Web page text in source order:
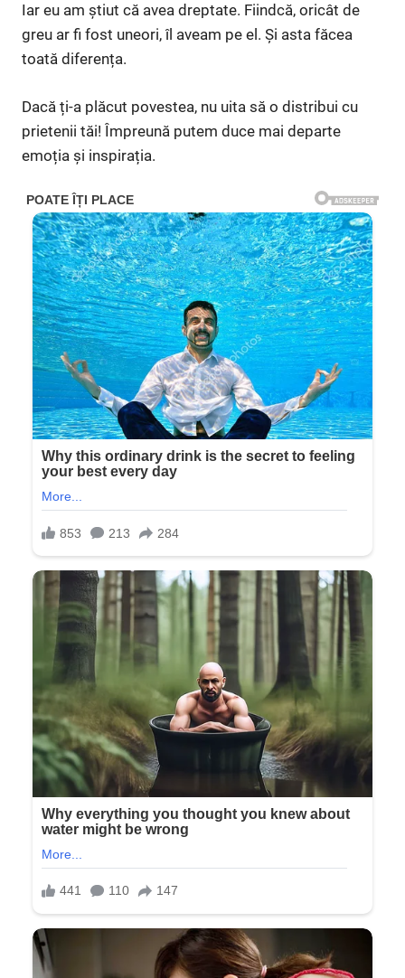
Iar eu am știut că avea dreptate. Fiindcă, oricât de
greu ar fi fost uneori, îl aveam pe el. Și asta făcea
toată diferența.
Dacă ți-a plăcut povestea, nu uita să o distribui cu
prietenii tăi! Împreună putem duce mai departe
emoția și inspirația.